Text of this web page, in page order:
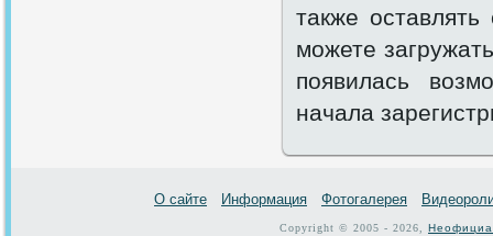
также
можете
появилась
начала
О сайте Информация Фотогалерея
Copyright © 2005 - 2026,